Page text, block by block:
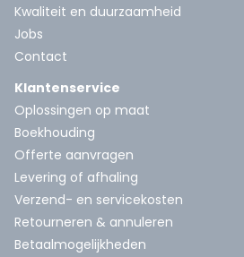
Kwaliteit en duurzaamheid
Jobs
Contact
Klantenservice
Oplossingen op maat
Boekhouding
Offerte aanvragen
Levering of afhaling
Verzend- en servicekosten
Retourneren & annuleren
Betaalmogelijkheden